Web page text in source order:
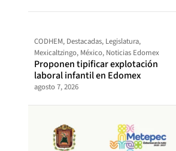
CODHEM, Destacadas, Legislatura,
Mexicaltzingo, México, Noticias Edomex
Proponen tipificar explotación
laboral infantil en Edomex
agosto 7, 2026